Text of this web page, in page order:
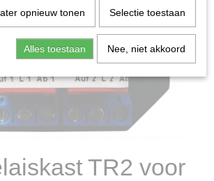
TR2 voor
opnieuw tonen Selectie toestaan
Alles toestaan Nee, niet akkoord